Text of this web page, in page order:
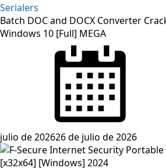
Serialers
Batch DOC and DOCX Converter
Windows 10 [Full] MEGA
julio de 202626 de julio de 2026